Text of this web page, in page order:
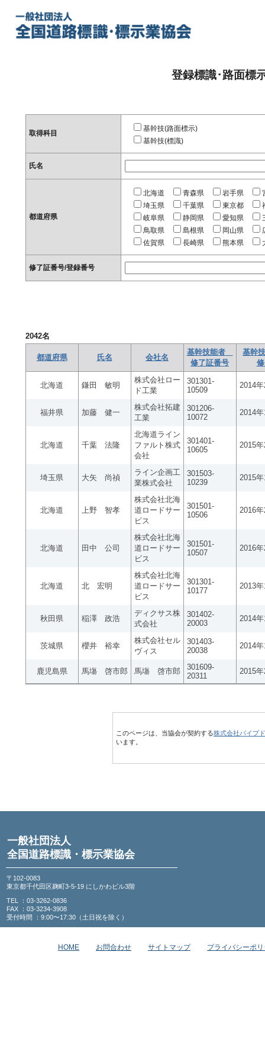
登録標識･路面標
取得科目
基幹技(路面標示)
基幹技(標識)
氏名
都道府県
北海道 青森県 岩手県
埼玉県
千葉県 東京都
岐阜県
静岡県 愛知県
鳥取県
島根県 岡山県
佐賀県
長崎県 熊本県
修了証番号/登録番号
2042名
都道府県 氏名 会社名
基幹技能者
修了証番号
基幹
北海道 鎌田 敏明
株式会社ロー
ド工業
301301-
10509
2014
福井県 加藤 健一
株式会社拓建
工業
301206-
10072
2014
北海道 千葉 法隆
北海道ライン
ファルト株式
会社
301401-
10605
2015
埼玉県 大矢 尚禎
ライン企画工
業株式会社
301503-
10239
2015
北海道 上野 智孝
株式会社北海
道ロードサー
ビス
301501-
10506
2016
北海道 田中 公司
株式会社北海
道ロードサー
ビス
301501-
10507
2016
北海道 北 宏明
株式会社北海
道ロードサー
ビス
301301-
10177
2013
秋田県 稲澤 政浩
ディクサス株
式会社
301402-
20003
2014
茨城県 櫻井 裕幸
株式会社セル
ヴィス
301403-
20038
2014
鹿児島県 馬塲 啓市郎 馬塲 啓市郎
301609-
20311
2015
このページは、当協会が契約する株式会社パイプ
います。
一般社団法人
全国道路標識・標示業協会
〒102-0083
東京都千代田区麹町3-5-19 にしかわビル3階
TEL ：03-3262-0836
FAX ：03-3234-3908
受付時間 ：9:00〜17:30（土日祝を除く）
HOME お問合わせ サイトマップ プライバシーポ